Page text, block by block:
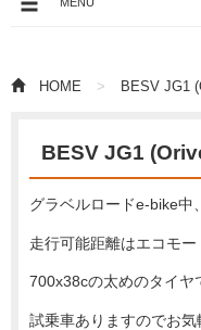
を
HOME BESV JG1
BESV JG1
グラベルロードe-bike
走行可能距離はエコモー
700x38cの太めのタイヤ
試乗車ありますのでお気